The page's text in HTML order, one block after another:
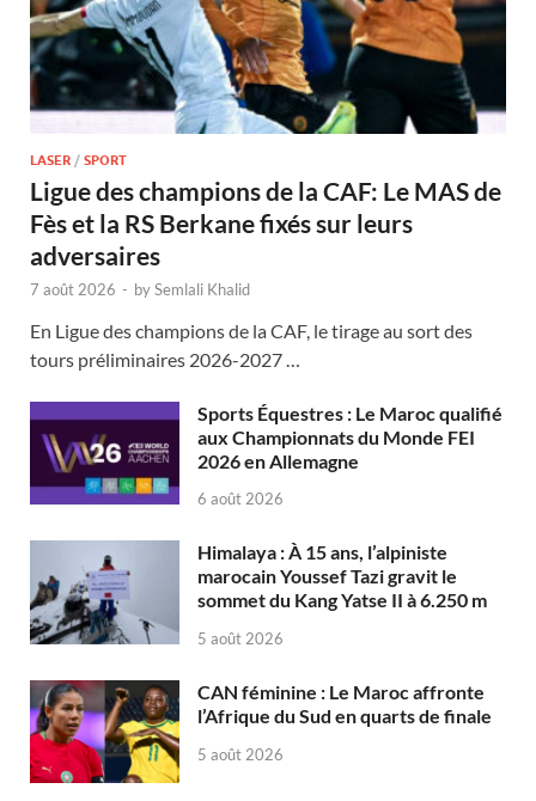
LASER / SPORT
Ligue des champions de la CAF: Le MAS de
Fès et la RS Berkane fixés sur leurs
adversaires
7 août 2026 - bySemlali Khalid
En Ligue des champions de la CAF, le tirage au sort des
tours préliminaires 2026-2027 …
Sports Équestres : Le Maroc qualifié
aux Championnats du Monde FEI
2026 en Allemagne
6 août 2026
Himalaya : À 15 ans, l’alpiniste
marocain Youssef Tazi gravit le
sommet du Kang Yatse II à 6.250 m
5 août 2026
CAN féminine : Le Maroc affronte
l’Afrique du Sud en quarts de finale
5 août 2026